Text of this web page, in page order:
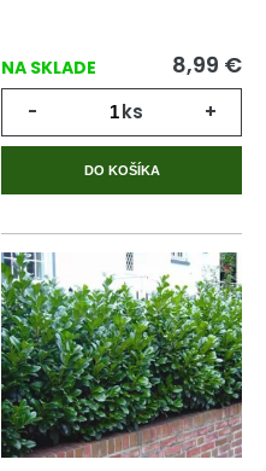
NA SKLADE 8,99 €
- ks +
DO KOŠÍKA